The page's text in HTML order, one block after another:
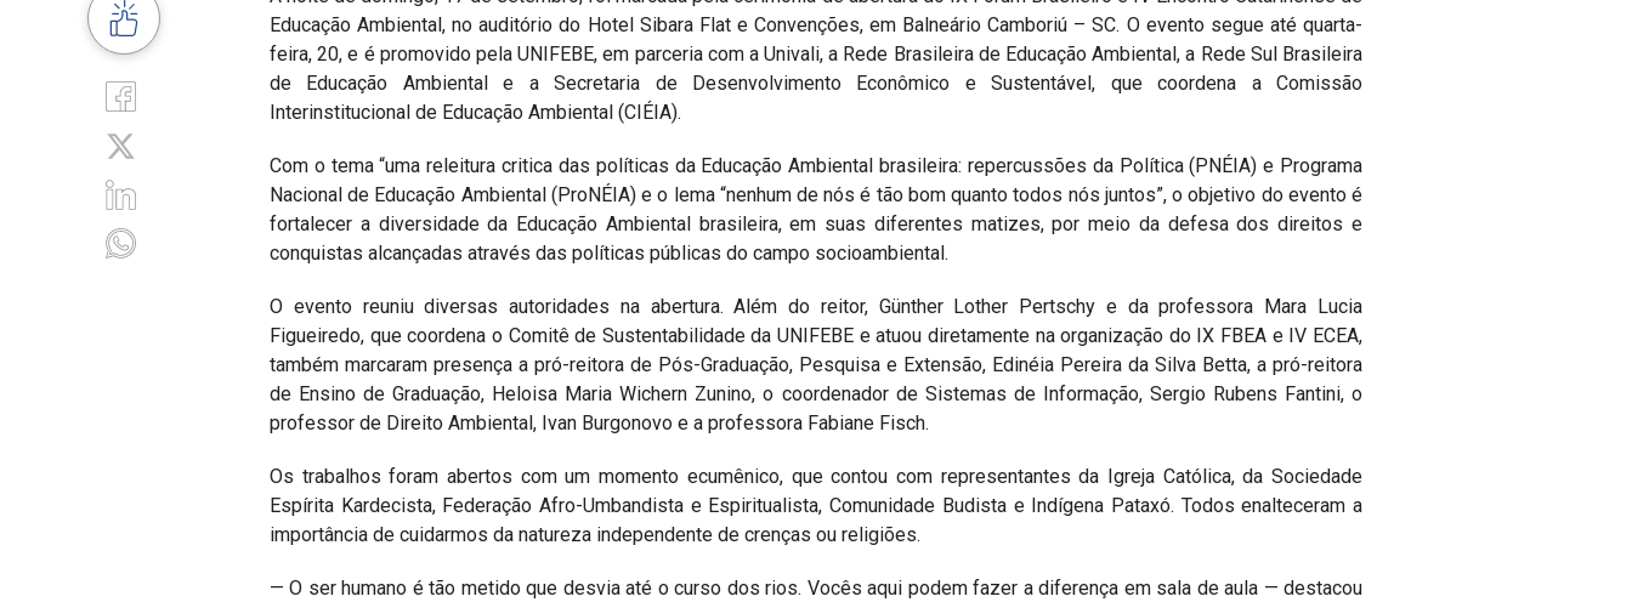
Educação Ambiental, no auditório do Hotel Sibara Flat e Convenções, em Balneário Camboriú – SC. O evento segue até quarta-
feira, 20, e é promovido pela UNIFEBE, em parceria com a Univali, a Rede Brasileira de Educação Ambiental, a Rede Sul Brasileira
de Educação Ambiental e a Secretaria de Desenvolvimento Econômico e Sustentável, que coordena a Comissão
Interinstitucional de Educação Ambiental (CIÉIA).
Com o tema “uma releitura critica das políticas da Educação Ambiental brasileira: repercussões da Política (PNÉIA) e Programa
Nacional de Educação Ambiental (ProNÉIA) e o lema “nenhum de nós é tão bom quanto todos nós juntos”, o objetivo do evento é
fortalecer a diversidade da Educação Ambiental brasileira, em suas diferentes matizes, por meio da defesa dos direitos e
conquistas alcançadas através das políticas públicas do campo socioambiental.
O evento reuniu diversas autoridades na abertura. Além do reitor, Günther Lother Pertschy e da professora Mara Lucia
Figueiredo, que coordena o Comitê de Sustentabilidade da UNIFEBE e atuou diretamente na organização do IX FBEA e IV ECEA,
também marcaram presença a pró-reitora de Pós-Graduação, Pesquisa e Extensão, Edinéia Pereira da Silva Betta, a pró-reitora
de Ensino de Graduação, Heloisa Maria Wichern Zunino, o coordenador de Sistemas de Informação, Sergio Rubens Fantini, o
professor de Direito Ambiental, Ivan Burgonovo e a professora Fabiane Fisch.
Os trabalhos foram abertos com um momento ecumênico, que contou com representantes da Igreja Católica, da Sociedade
Espírita Kardecista, Federação Afro-Umbandista e Espiritualista, Comunidade Budista e Indígena Pataxó. Todos enalteceram a
importância de cuidarmos da natureza independente de crenças ou religiões.
— O ser humano é tão metido que desvia até o curso dos rios. Vocês aqui podem fazer a diferença em sala de aula — destacou